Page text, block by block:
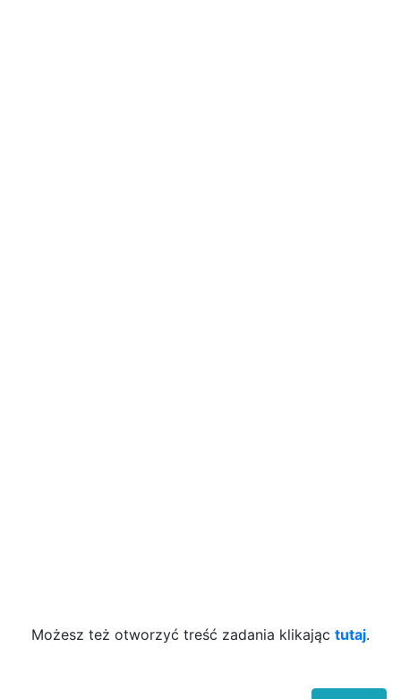
Możesz też otworzyć treść zadania klikając tutaj.